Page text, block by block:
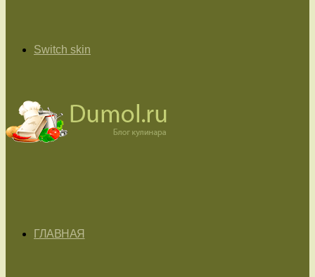
Switch skin
ГЛАВНАЯ